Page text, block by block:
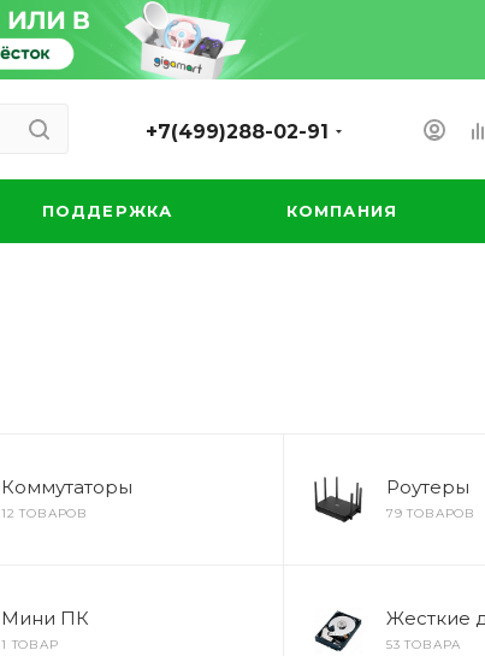
+7(499)288-02-91
ПОДДЕРЖКА КОМПАНИЯ
Коммутаторы
12 ТОВАРОВ
Роутеры
79 ТОВАРОВ
Мини ПК
1 ТОВАР
Жесткие
53 ТОВАРА